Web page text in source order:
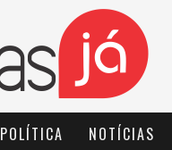
POLÍTICA NOTÍCIAS